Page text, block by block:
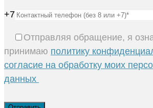
+7
Отправляя обращение, я
принимаю политику
согласие на обработку моих
данных